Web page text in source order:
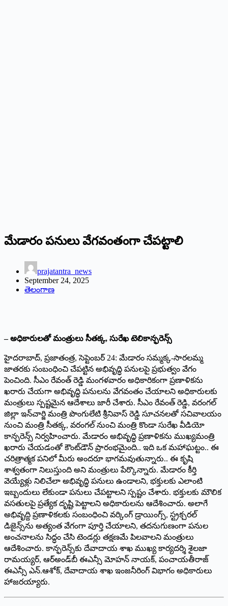
మేడారం పనులు వేగవంతంగా చేపట్టాలి
prajatantra_news
September 24, 2025
తెలంగాణ
– అధికారులతో మంత్రులు సీతక్క, సురేఖ టెలికాన్ఫరెన్స్‌
హైదరాబాద్‌, ప్రజాతంత్ర, సెప్టెంబర్‌ 24: మేడారం సమ్మక్క-సారలమ్మ
జాతరకు సంబంధించి చేపట్టిన అభివృద్ధి పనులపై ప్రభుత్వం వేగం
పెంచింది. సీఎం రేవంత్‌ రెడ్డి మంగళవారం అధికారికంగా ప్రణాళికను
ఖరారు చేయగా అభివృద్ధి పనులను వేగవంతం చేయాలని అధికారులకు
మంత్రులు స్పష్టమైన ఆదేశాలు జారీ చేశారు. సీఎం రేవంత్‌ రెడ్డి, వరంగల్‌
జిల్లా ఇన్‌చార్జి మంత్రి పొంగులేటి శ్రీనివాస్‌ రెడ్డి సూచనలతో సచివాలయం
నుంచి మంత్రి సీతక్క, వరంగల్‌ నుంచి మంత్రి కొండా సురేఖ వీడియో
కాన్ఫరెన్స్‌ నిర్వహించారు. మేడారం అభివృద్ధి ప్రణాళికను ముఖ్యమంత్రి
ఖరారు చేయడంతో కౌంట్‌డౌన్‌ ప్రారంభమైంది.. ఇది ఒక మహాఘట్టం.. ఈ
చరిత్రాత్మక పనిలో మీరు అందరూ భాగమవుతున్నారు.. ఈ కృషి
శాశ్వతంగా నిలుస్తుంది అని మంత్రులు పేర్కొన్నారు. మేడారం కీర్తి
వెయ్యేళ్లు నిలిచేలా అభివృద్ధి పనులు ఉండాలని, భక్తులకు ఎలాంటి
ఇబ్బందులు లేకుండా పనులు చేపట్టాలని స్పష్టం చేశారు. భక్తులకు మౌలిక
వసతులపై ప్రత్యేక దృష్టి పెట్టాలని అధికారులను ఆదేశించారు. అలాగే
అభివృద్ది ప్రణాళికలకు సంబంధించి వర్కింగ్‌ డ్రాయింగ్స్‌, స్ట్రక్చరల్‌
డిజైన్స్‌ను అత్యంత వేగంగా పూర్తి చేయాలని, తదనుగుణంగా పనుల
అంచనాలను సిద్ధం చేసి టెండర్లు తక్షణమే పిలవాలని మంత్రులు
ఆదేశించారు. కాన్ఫరెన్స్‌కు దేవాదాయ శాఖ ముఖ్య కార్యదర్శి శైలజా
రామయ్యర్‌, ఆర్‌అండ్‌బీ ఈఎన్సీ మోహన్‌ నాయక్‌, పంచాయతీరాజ్‌
ఈఎన్సీ ఎన్‌.ఆశోక్‌, దేవాదాయ శాఖ ఇంజనీరింగ్‌ విభాగం అధికారులు
హాజరయ్యారు.